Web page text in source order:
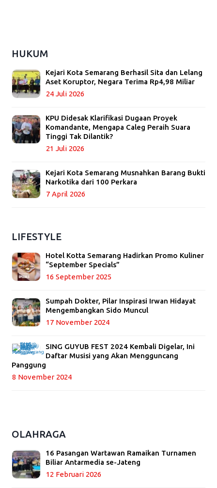
HUKUM
Kejari Kota Semarang Berhasil Sita dan Lelang
Aset Koruptor, Negara Terima Rp4,98 Miliar
24 Juli 2026
KPU Didesak Klarifikasi Dugaan Proyek
Komandante, Mengapa Caleg Peraih Suara
Tinggi Tak Dilantik?
21 Juli 2026
Kejari Kota Semarang Musnahkan Barang Bukti
Narkotika dari 100 Perkara
7 April 2026
LIFESTYLE
Hotel Kotta Semarang Hadirkan Promo Kuliner
“September Specials”
16 September 2025
Sumpah Dokter, Pilar Inspirasi Irwan Hidayat
Mengembangkan Sido Muncul
17 November 2024
SING GUYUB FEST 2024 Kembali Digelar, Ini
Daftar Musisi yang Akan Mengguncang
Panggung
8 November 2024
OLAHRAGA
16 Pasangan Wartawan Ramaikan Turnamen
Biliar Antarmedia se-Jateng
12 Februari 2026